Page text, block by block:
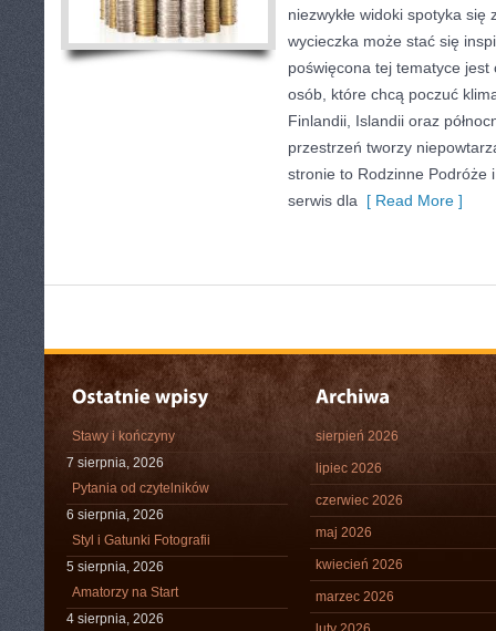
niezwykłe widoki spotyka
wycieczka może stać się
poświęcona tej tematyce
osób, które chcą poczuć
Finlandii, Islandii oraz
przestrzeń tworzy
stronie to Rodzinne Podróże
serwis dla [ Read More ]
Stawy i kończyny
7 sierpnia, 2026
Pytania od czytelników
6 sierpnia, 2026
Styl i Gatunki Fotografii
5 sierpnia, 2026
Amatorzy na Start
4 sierpnia, 2026
sierpień 2026
lipiec 2026
czerwiec 2026
maj 2026
kwiecień 2026
marzec 2026